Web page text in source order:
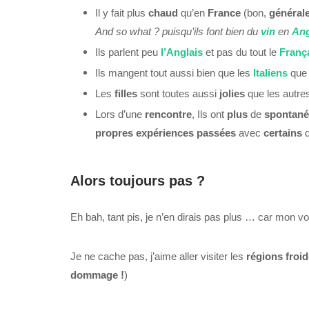
Il y fait plus chaud qu’en France (bon,
And so what ? puisqu’ils font bien du vin en
Ils parlent peu l’Anglais et pas du tout le
Ils mangent tout aussi bien que les Italiens
Les filles sont toutes aussi jolies que les
Lors d’une rencontre, Ils ont plus de
propres expériences passées avec certains
Alors toujours pas ?
Eh bah, tant pis, je n’en dirais pas plus … car mon
Je ne cache pas, j’aime aller visiter les régions
dommage !)